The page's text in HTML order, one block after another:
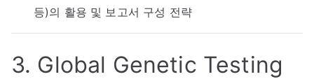
등)의 활용 및 보고서 구성 전략
3. Global Genetic Testing